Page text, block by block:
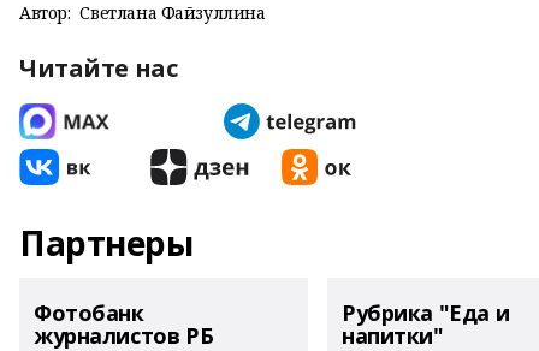
Автор: Светлана Файзуллина
Читайте нас
Партнеры
Фотобанк
журналистов РБ
Рубрика "Еда и
напитки"